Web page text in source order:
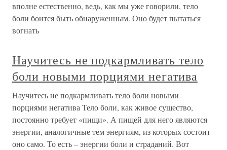
вполне естественно, ведь, как мы уже говорили, тело
боли боится быть обнаруженным. Оно будет пытаться
вогнать
Научитесь не подкармливать тело
боли новыми порциями негатива
Научитесь не подкармливать тело боли новыми
порциями негатива Тело боли, как живое существо,
постоянно требует «пищи». А пищей для него являются
энергии, аналогичные тем энергиям, из которых состоит
оно само. То есть – энергии боли и страданий. Вот